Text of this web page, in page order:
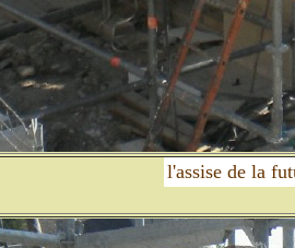
l'assise de la